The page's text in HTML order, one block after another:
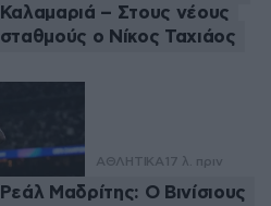
Καλαμαριά – Στους νέους
σταθμούς ο Νίκος Ταχιάος
ΑΘΛΗΤΙΚΑ 17 λ. πριν
Ρεάλ Μαδρίτης: Ο Βινίσιους